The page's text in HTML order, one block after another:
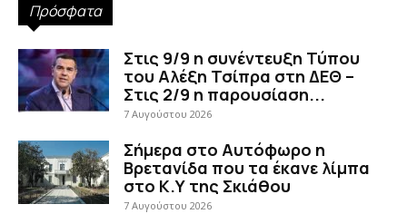
Πρόσφατα
Στις 9/9 η συνέντευξη Τύπου
του Αλέξη Τσίπρα στη ΔΕΘ –
Στις 2/9 η παρουσίαση...
7 Αυγούστου 2026
Σήμερα στο Αυτόφωρο η
Βρετανίδα που τα έκανε λίμπα
στο Κ.Υ της Σκιάθου
7 Αυγούστου 2026